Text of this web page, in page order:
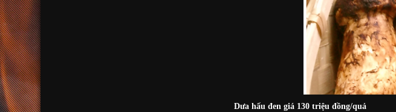
Dưa hấu đen giá 130 triệu đồng/quả